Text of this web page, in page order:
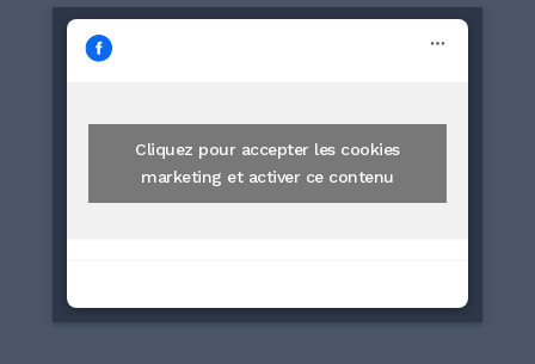
Cliquez pour accepter les cookies
marketing et activer ce contenu